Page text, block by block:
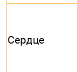
Сердце